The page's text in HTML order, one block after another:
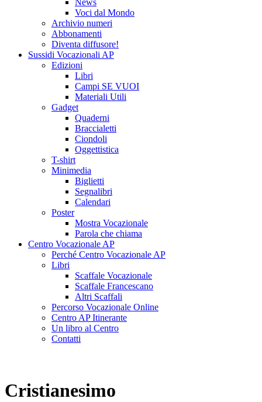
Voci dal Mondo
Archivio numeri
Abbonamenti
Diventa diffusore!
Sussidi Vocazionali AP
Edizioni
Libri
Campi SE VUOI
Materiali Utili
Gadget
Quaderni
Braccialetti
Ciondoli
Oggettistica
T-shirt
Minimedia
Biglietti
Segnalibri
Calendari
Poster
Mostra Vocazionale
Parola che chiama
Centro Vocazionale AP
Perché Centro Vocazionale AP
Libri
Scaffale Vocazionale
Scaffale Francescano
Altri Scaffali
Percorso Vocazionale Online
Centro AP Itinerante
Un libro al Centro
Contatti
Cristianesimo